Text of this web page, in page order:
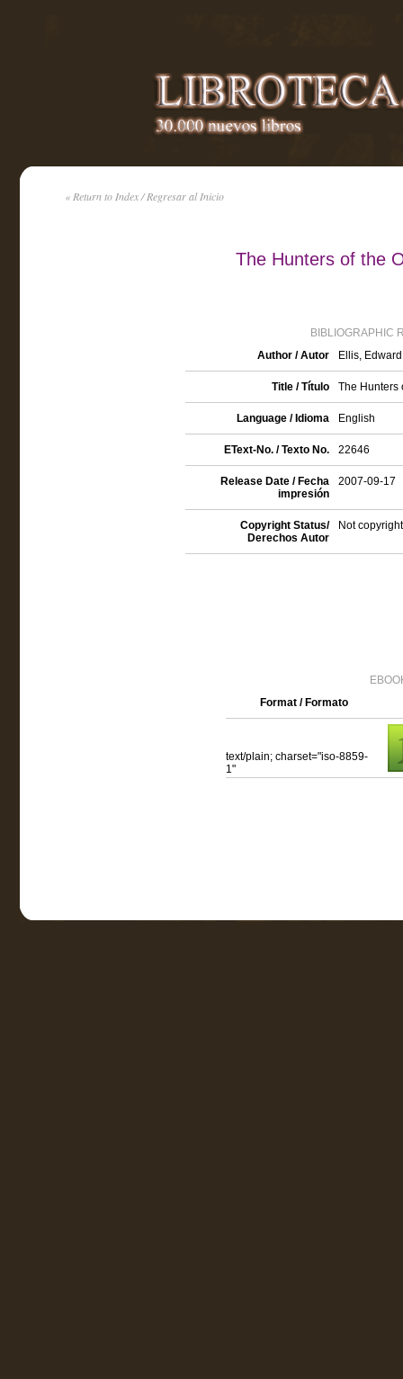
« Return to Index / Regresar al Inicio
The Hunters of the
BIBLIOGRAPHIC
Author / Autor
Ellis,
Title / Título The Hunters
Language / Idioma English
EText-No. / Texto No. 22646
Release Date / Fecha
impresión
2007-09-17
Copyright Status/
Derechos Autor
Not
Format / Formato
text/plain; charset="iso-8859-
1"